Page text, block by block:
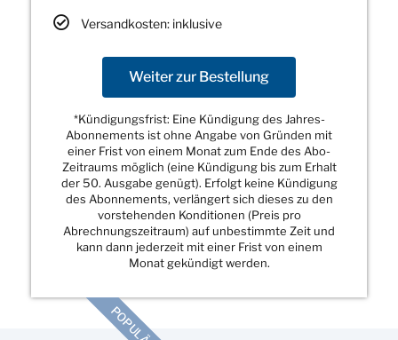
Versandkosten: inklusive
Weiter zur Bestellung
*Kündigungsfrist: Eine Kündigung des Jahres-
Abonnements ist ohne Angabe von Gründen mit
einer Frist von einem Monat zum Ende des Abo-
Zeitraums möglich (eine Kündigung bis zum Erhalt
der 50. Ausgabe genügt). Erfolgt keine Kündigung
des Abonnements, verlängert sich dieses zu den
vorstehenden Konditionen (Preis pro
Abrechnungszeitraum) auf unbestimmte Zeit und
kann dann jederzeit mit einer Frist von einem
Monat gekündigt werden.
POPULÄR